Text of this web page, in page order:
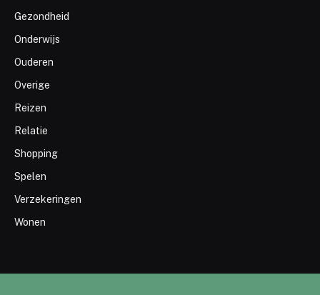
Gezondheid
Onderwijs
Ouderen
Overige
Reizen
Relatie
Shopping
Spelen
Verzekeringen
Wonen